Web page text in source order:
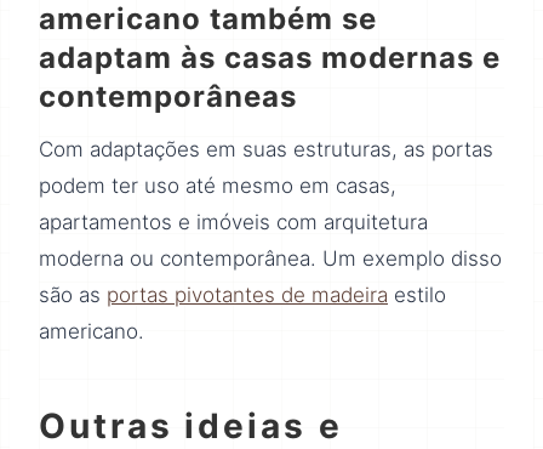
americano também se
adaptam às casas modernas e
contemporâneas
Com adaptações em suas estruturas, as portas
podem ter uso até mesmo em casas,
apartamentos e imóveis com arquitetura
moderna ou contemporânea. Um exemplo disso
são as portas pivotantes de madeira estilo
americano.
Outras ideias e